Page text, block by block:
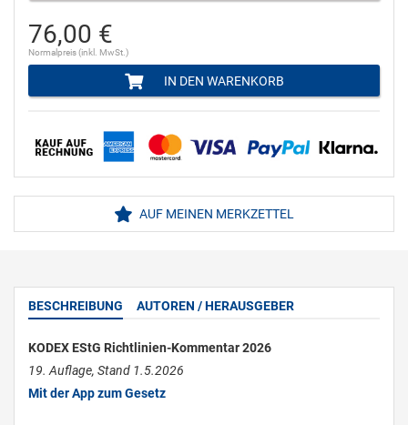
76,00 €
Normalpreis (inkl. MwSt.)
IN DEN WARENKORB
AUF MEINEN MERKZETTEL
BESCHREIBUNG AUTOREN / HERAUSGEBER
KODEX EStG Richtlinien-Kommentar 2026
19. Auflage, Stand 1.5.2026
Mit der App zum Gesetz